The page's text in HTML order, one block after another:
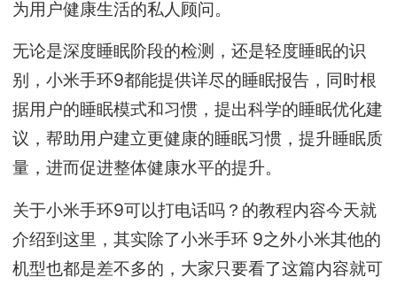
为用户健康生活的私人顾问。
无论是深度睡眠阶段的检测，还是轻度睡眠的识
别，小米手环9都能提供详尽的睡眠报告，同时根
据用户的睡眠模式和习惯，提出科学的睡眠优化建
议，帮助用户建立更健康的睡眠习惯，提升睡眠质
量，进而促进整体健康水平的提升。
关于小米手环9可以打电话吗？的教程内容今天就
介绍到这里，其实除了小米手环 9之外小米其他的
机型也都是差不多的，大家只要看了这篇内容就可